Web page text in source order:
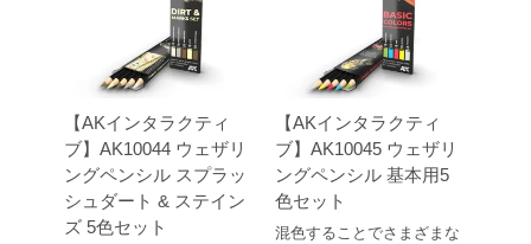
【AKインタラクティ
ブ】AK10044 ウェザリ
ングペンシル スプラッ
シュダート & ステイン
ズ 5色セット
【AKインタラクティ
ブ】AK10045 ウェザリ
ングペンシル 基本用5
色セット
混色することでさまざまな